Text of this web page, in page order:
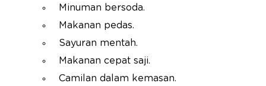
Minuman bersoda.
Makanan pedas.
Sayuran mentah.
Makanan cepat saji.
Camilan dalam kemasan.